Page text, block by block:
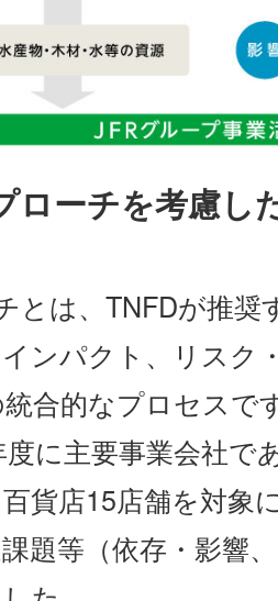
ローチを考慮し
とは、TNFDが推奨
ンパクト、リスク
合的なプロセスで
に主要事業会社で
貨店15店舗を対象
題等（依存・影響